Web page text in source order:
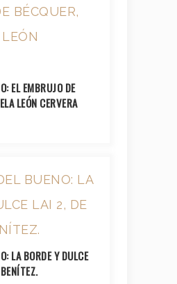
EL EMBRUJO DE
LEÓN CERVERA
LA BORDE Y DULCE